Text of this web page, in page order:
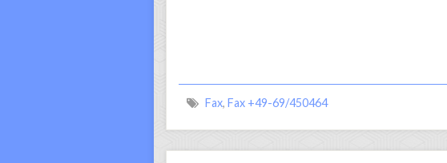
Fax, Fax +49-69/450464